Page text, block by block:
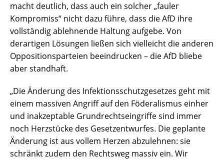
macht deutlich, dass auch ein solcher „fauler
Kompromiss“ nicht dazu führe, dass die AfD ihre
vollständig ablehnende Haltung aufgebe. Von
derartigen Lösungen ließen sich vielleicht die anderen
Oppositionsparteien beeindrucken – die AfD bliebe
aber standhaft.
„Die Änderung des Infektionsschutzgesetzes geht mit
einem massiven Angriff auf den Föderalismus einher
und inakzeptable Grundrechtseingriffe sind immer
noch Herzstücke des Gesetzentwurfes. Die geplante
Änderung ist aus vollem Herzen abzulehnen: sie
schränkt zudem den Rechtsweg massiv ein. Wir